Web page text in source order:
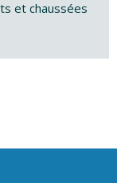
et chaussées